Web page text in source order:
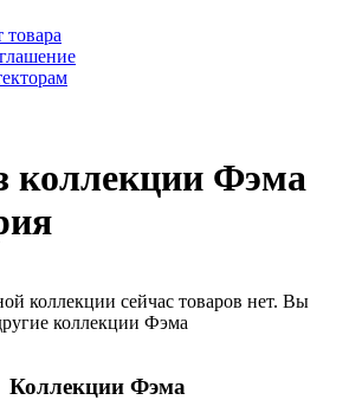
товара
коллекции Фэма
коллекции сейчас товаров нет. Вы
коллекции Фэма
Коллекции Фэма